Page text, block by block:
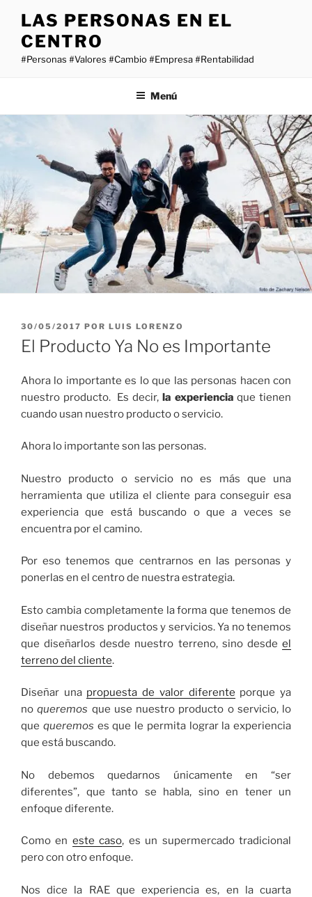
contenido
LAS PERSONAS EN EL
CENTRO
#Personas #Valores #Cambio #Empresa #Rentabilidad
Menú
PUBLICADO
EL
30/05/2017 POR LUIS LORENZO
El Producto Ya No es Importante
Ahora lo importante es lo que las personas hacen con
nuestro producto. Es decir, la experiencia que tienen
cuando usan nuestro producto o servicio.
Ahora lo importante son las personas.
Nuestro producto o servicio no es más que una
herramienta que utiliza el cliente para conseguir esa
experiencia que está buscando o que a veces se
encuentra por el camino.
Por eso tenemos que centrarnos en las personas y
ponerlas en el centro de nuestra estrategia.
Esto cambia completamente la forma que tenemos de
diseñar nuestros productos y servicios. Ya no tenemos
que diseñarlos desde nuestro terreno, sino desde el
terreno del cliente.
Diseñar una propuesta de valor diferente porque ya
noqueremos que use nuestro producto o servicio, lo
que queremos es que le permita lograr la experiencia
que está buscando.
No debemos quedarnos únicamente en “ser
diferentes”, que tanto se habla, sino en tener un
enfoque diferente.
Como en este caso, es un supermercado tradicional
pero con otro enfoque.
Nos dice la RAE que experiencia es, en la cuarta